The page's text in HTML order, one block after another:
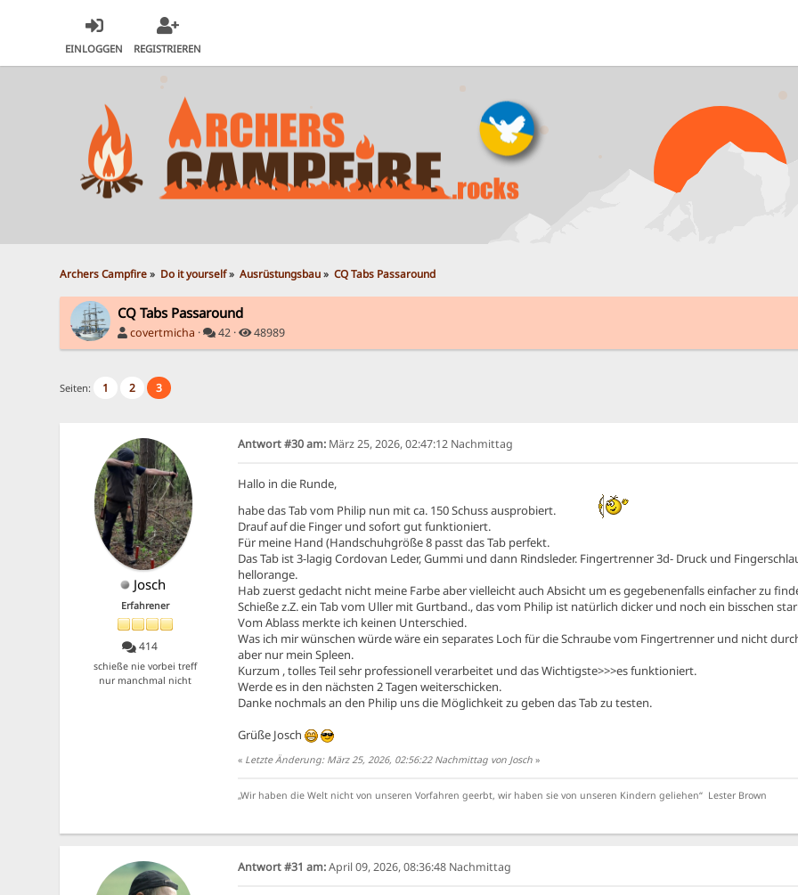
EINLOGGEN REGISTRIEREN
Archers Campfire» Do it yourself» Ausrüstungsbau» CQ Tabs Passaround
CQ Tabs Passaround
covertmicha · 42 · 48989
Seiten: 1 2 3
Josch
Erfahrener
414
schieße nie vorbei treff
nur manchmal nicht
Antwort #30 am:März 25, 2026, 02:47:12 Nachmittag
Hallo in die Runde,
habe das Tab vom Philip nun mit ca. 150 Schuss ausprobiert.
Drauf auf die Finger und sofort gut funktioniert.
Für meine Hand (Handschuhgröße 8 passt das Tab perfekt.
Das Tab ist 3-lagig Cordovan Leder, Gummi und dann Rindsleder. Fingertrenner 3d- Druck und
hellorange.
Hab zuerst gedacht nicht meine Farbe aber vielleicht auch Absicht um es gegebenenfalls einfacher zu
Schieße z.Z. ein Tab vom Uller mit Gurtband., das vom Philip ist natürlich dicker und noch ein bisschen
Vom Ablass merkte ich keinen Unterschied.
Was ich mir wünschen würde wäre ein separates Loch für die Schraube vom Fingertrenner und nicht
aber nur mein Spleen.
Kurzum , tolles Teil sehr professionell verarbeitet und das Wichtigste>>>es funktioniert.
Werde es in den nächsten 2 Tagen weiterschicken.
Danke nochmals an den Philip uns die Möglichkeit zu geben das Tab zu testen.
Grüße Josch
« Letzte Änderung: März 25, 2026, 02:56:22 Nachmittag von Josch»
„Wir haben die Welt nicht von unseren Vorfahren geerbt, wir haben sie von unseren Kindern geliehen“ Lester Brown
Antwort #31 am:April 09, 2026, 08:36:48 Nachmittag